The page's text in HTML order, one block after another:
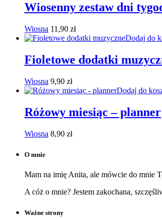
Wiosenny zestaw dni
Wiosna 11,90 zł
Dodaj do
Fioletowe dodatki
Wiosna 9,90 zł
Dodaj do
Różowy miesiąc – planner
Wiosna 8,90 zł
O mnie
Mam na imię Anita, ale mówcie do mnie
A cóż o mnie? Jestem zakochana,
Ważne strony